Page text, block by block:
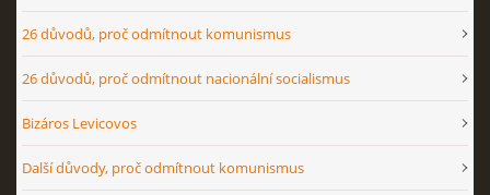
26 důvodů, proč odmítnout komunismus
26 důvodů, proč odmítnout nacionální socialismus
Bizáros Levicovos
Další důvody, proč odmítnout komunismus